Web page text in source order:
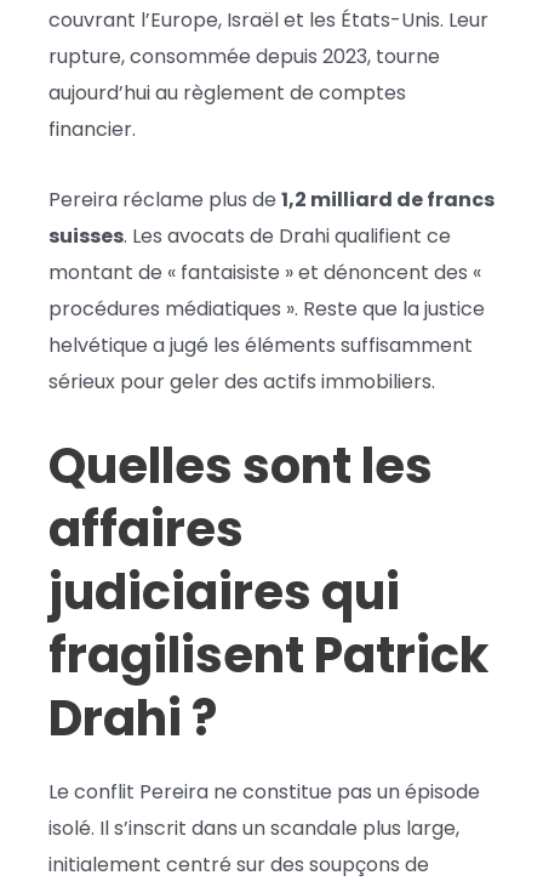
couvrant l’Europe, Israël et les États-Unis. Leur
rupture, consommée depuis 2023, tourne
aujourd’hui au règlement de comptes
financier.
Pereira réclame plus de 1,2 milliard de francs
suisses. Les avocats de Drahi qualifient ce
montant de « fantaisiste » et dénoncent des «
procédures médiatiques ». Reste que la justice
helvétique a jugé les éléments suffisamment
sérieux pour geler des actifs immobiliers.
Quelles sont les
affaires
judiciaires qui
fragilisent Patrick
Drahi ?
Le conflit Pereira ne constitue pas un épisode
isolé. Il s’inscrit dans un scandale plus large,
initialement centré sur des soupçons de